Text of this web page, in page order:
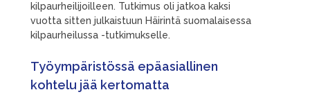
kilpaurheilijoilleen. Tutkimus oli jatkoa kaksi
vuotta sitten julkaistuun Häirintä suomalaisessa
kilpaurheilussa -tutkimukselle.
Työympäristössä epäasiallinen
kohtelu jää kertomatta